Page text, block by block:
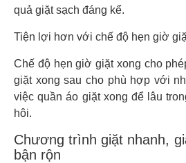
quả giặt sạch đáng kể.
Tiện lợi hơn với chế độ hẹn giờ
Chế độ hẹn giờ giặt xong cho
giặt xong sau cho phù hợp với
việc quần áo giặt xong để lâu
hôi.
Chương trình giặt nhanh,
bận rộn